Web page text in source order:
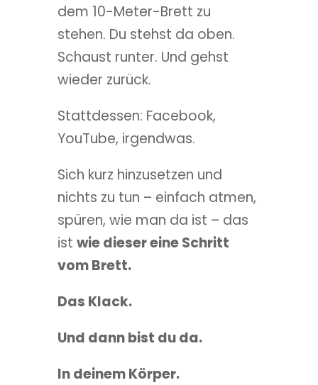
dem 10-Meter-Brett zu
stehen. Du stehst da oben.
Schaust runter. Und gehst
wieder zurück.
Stattdessen: Facebook,
YouTube, irgendwas.
Sich kurz hinzusetzen und
nichts zu tun – einfach atmen,
spüren, wie man da ist – das
ist wie dieser eine Schritt
vom Brett.
Das Klack.
Und dann bist du da.
In deinem Körper.